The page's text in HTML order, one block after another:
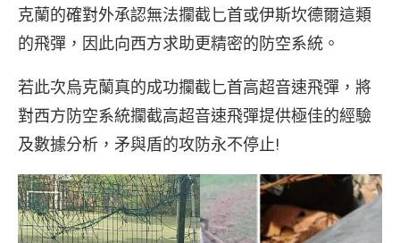
克蘭的確對外承認無法攔截匕首或伊斯坎德爾這類
的飛彈，因此向西方求助更精密的防空系統。
若此次烏克蘭真的成功攔截匕首高超音速飛彈，將
對西方防空系統攔截高超音速飛彈提供極佳的經驗
及數據分析，矛與盾的攻防永不停止!